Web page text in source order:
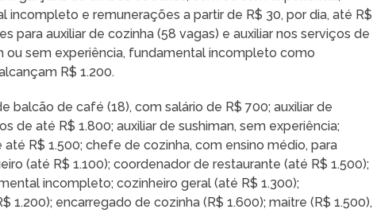
incompleto e remunerações a partir de R$ 30, por dia, até R$
para auxiliar de cozinha (58 vagas) e auxiliar nos serviços de
ou sem experiência, fundamental incompleto como
R$ 1.200.
balcão de café (18), com salário de R$ 700; auxiliar de
de até R$ 1.800; auxiliar de sushiman, sem experiência;
R$ 1.500; chefe de cozinha, com ensino médio, para
(até R$ 1.100); coordenador de restaurante (até R$ 1.500);
incompleto; cozinheiro geral (até R$ 1.300);
1.200); encarregado de cozinha (R$ 1.600); maitre (R$ 1.500),